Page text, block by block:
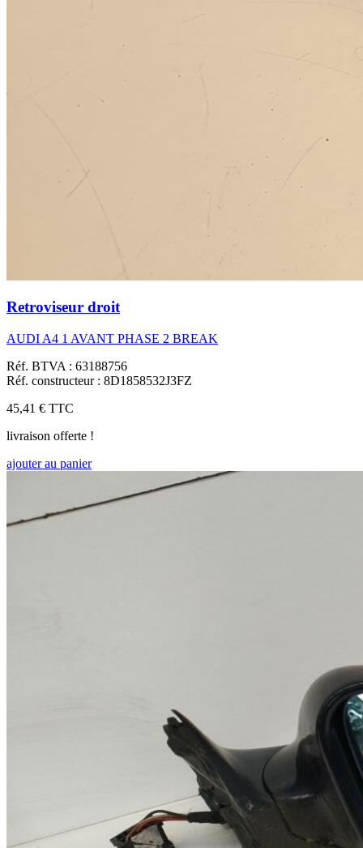
Retroviseur droit
AUDI A4 1 AVANT PHASE 2 BREAK
Réf. BTVA : 63188756
Réf. constructeur : 8D1858532J3FZ
45,41 € TTC
livraison offerte !
ajouter au panier